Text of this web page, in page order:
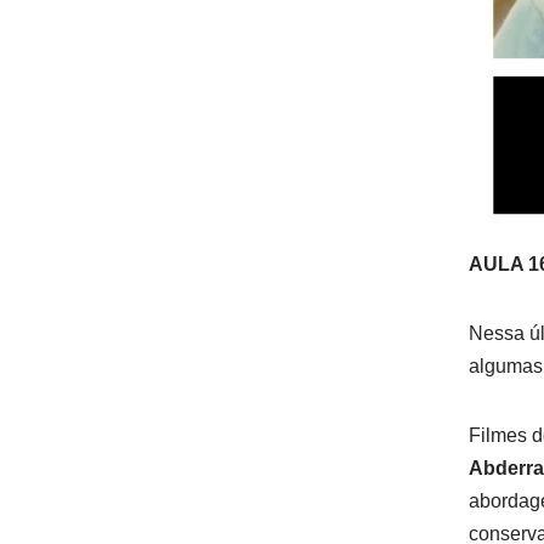
AULA
Nessa
Filmes